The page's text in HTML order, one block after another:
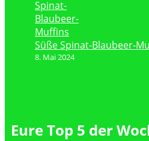
Süße Spinat-Blaubeer-
8. Mai 2024
Eure Top 5 der